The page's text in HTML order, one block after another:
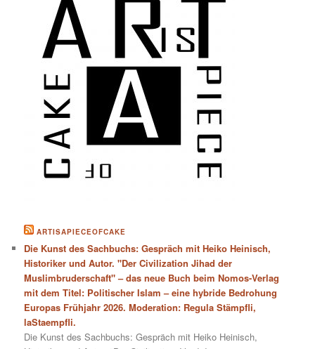
ARTISAPIECEOFCAKE
Die Kunst des Sachbuchs: Gespräch mit Heiko Heinisch,
Historiker und Autor. "Der Civilization Jihad der
Muslimbruderschaft" – das neue Buch beim Nomos-Verlag
mit dem Titel: Politischer Islam – eine hybride Bedrohung
Europas Frühjahr 2026. Moderation: Regula Stämpfli,
laStaempfli.
Die Kunst des Sachbuchs: Gespräch mit Heiko Heinisch,